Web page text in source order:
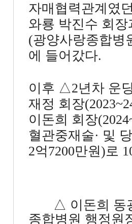
자매협력관계였
와룡 박진수 회
(광양사랑종합병
에 들어갔다.
이후 △2년차 운
재정 회장
이돈희 회장
혈관중재술· 및
2억7200만원)로
△ 이돈희 동광
종합병원 행정원